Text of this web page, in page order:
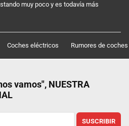
muy poco y es todavía más
Coches eléctricos Rumores de coches
vamos", NUESTRA
SUSCRIBIR